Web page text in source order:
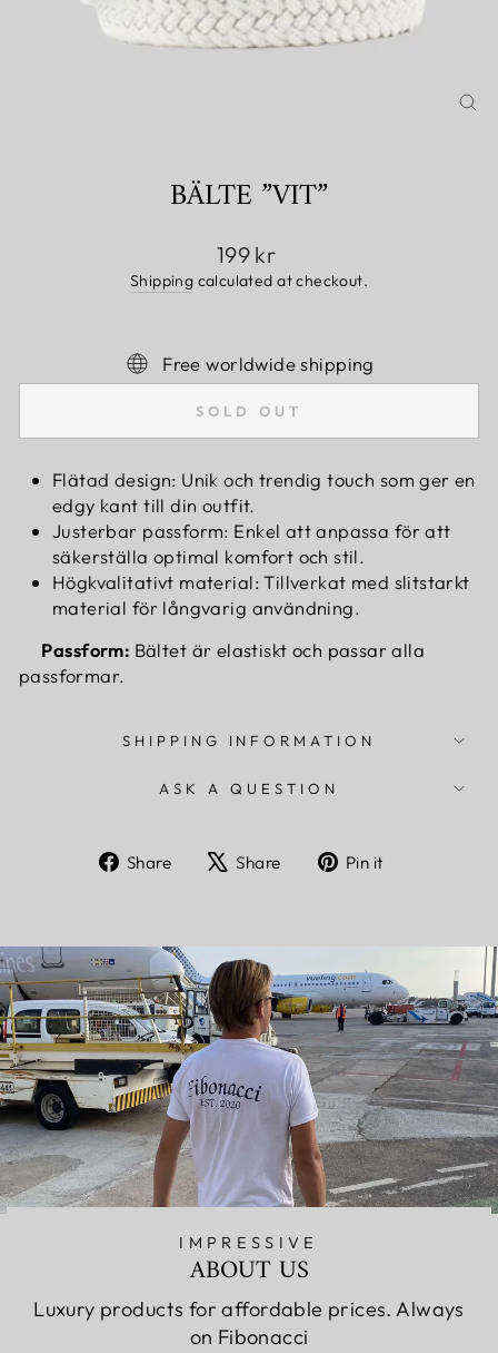
BÄLTE ”VIT”
Regular
price
199 kr
Shipping calculated at checkout.
Free worldwide shipping
SOLD OUT
Flätad design: Unik och trendig touch som ger en
edgy kant till din outfit.
Justerbar passform: Enkel att anpassa för att
säkerställa optimal komfort och stil.
Högkvalitativt material: Tillverkat med slitstarkt
material för långvarig användning.
Passform: Bältet är elastiskt och passar alla
passformar.
SHIPPING INFORMATION
ASK A QUESTION
Share
ShareShare
TweetPin it
IMPRESSIVE
ABOUT US
Luxury products for affordable prices. Always
on Fibonacci